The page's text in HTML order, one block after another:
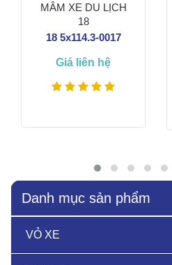
MÂM XE DU LỊCH
18
18 5x114.3-0017
Giá liên hệ
Danh mục sản phẩm
VỎ XE